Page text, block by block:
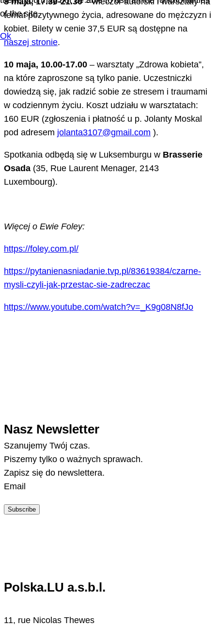
temat pozytywnego życia, adresowane do mężczyzn i
kobiet. Bilety w cenie 37,5 EUR są dostępne na
naszej stronie.
10 maja, 10.00-17.00 – warsztaty „Zdrowa kobieta”,
na które zaproszone są tylko panie. Uczestniczki
dowiedzą się, jak radzić sobie ze stresem i traumami
w codziennym życiu. Koszt udziału w warsztatach:
160 EUR (zgłoszenia i płatność u p. Jolanty Moskal
pod adresem jolanta3107@gmail.com ).
Spotkania odbędą się w Luksemburgu w Brasserie
Osada (35, Rue Laurent Menager, 2143
Luxembourg).
Więcej o Ewie Foley:
https://foley.com.pl/
https://pytanienasniadanie.tvp.pl/83619384/czarne-
mysli-czyli-jak-przestac-sie-zadreczac
https://www.youtube.com/watch?v=_K9g08N8fJo
Nasz Newsletter
Szanujemy Twój czas.
Piszemy tylko o ważnych sprawach.
Zapisz się do newslettera.
Email
Subscribe
Polska.LU a.s.b.l.
11, rue Nicolas Thewes
of the site.
Ok